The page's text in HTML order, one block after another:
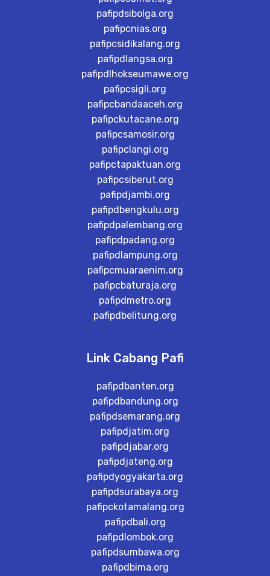
pafipdsibolga.org
pafipcnias.org
pafipcsidikalang.org
pafipdlangsa.org
pafipdlhokseumawe.org
pafipcsigli.org
pafipcbandaaceh.org
pafipckutacane.org
pafipcsamosir.org
pafipclangi.org
pafipctapaktuan.org
pafipcsiberut.org
pafipdjambi.org
pafipdbengkulu.org
pafipdpalembang.org
pafipdpadang.org
pafipdlampung.org
pafipcmuaraenim.org
pafipcbaturaja.org
pafipdmetro.org
pafipdbelitung.org
Link Cabang Pafi
pafipdbanten.org
pafipdbandung.org
pafipdsemarang.org
pafipdjatim.org
pafipdjabar.org
pafipdjateng.org
pafipdyogyakarta.org
pafipdsurabaya.org
pafipckotamalang.org
pafipdbali.org
pafipdlombok.org
pafipdsumbawa.org
pafipdbima.org